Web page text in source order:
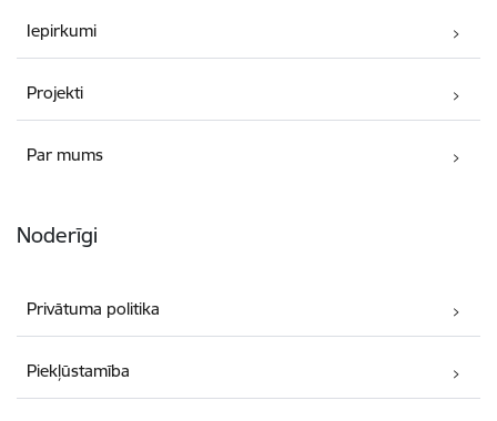
Iepirkumi
Projekti
Par mums
Noderīgi
Privātuma politika
Piekļūstamība